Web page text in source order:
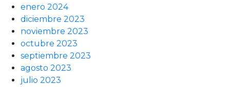
enero 2024
diciembre 2023
noviembre 2023
octubre 2023
septiembre 2023
agosto 2023
julio 2023